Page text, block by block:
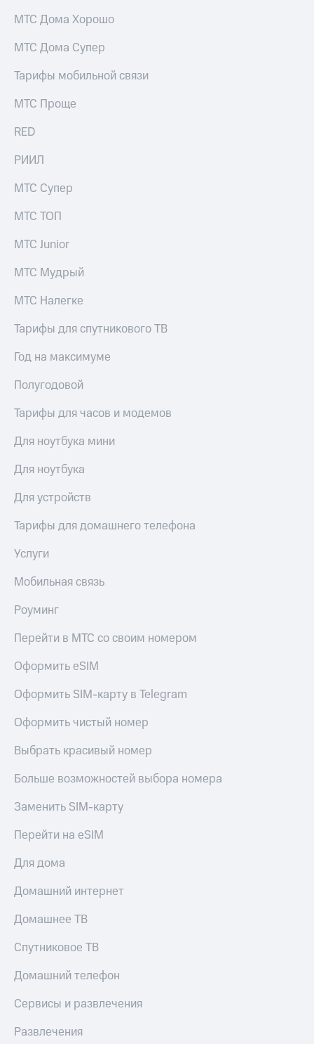
МТС Дома Хорошо
МТС Дома Супер
Тарифы мобильной связи
МТС Проще
RED
РИИЛ
МТС Супер
МТС ТОП
МТС Junior
МТС Мудрый
МТС Налегке
Тарифы для спутникового ТВ
Год на максимуме
Полугодовой
Тарифы для часов и модемов
Для ноутбука мини
Для ноутбука
Для устройств
Тарифы для домашнего телефона
Услуги
Мобильная связь
Роуминг
Перейти в МТС со своим номером
Оформить eSIM
Оформить SIM-карту в Telegram
Оформить чистый номер
Выбрать красивый номер
Больше возможностей выбора номера
Заменить SIM-карту
Перейти на eSIM
Для дома
Домашний интернет
Домашнее ТВ
Спутниковое ТВ
Домашний телефон
Сервисы и развлечения
Развлечения